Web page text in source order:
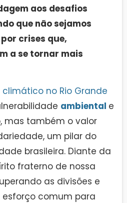
aos desafios
que não sejamos
crises que,
a se tornar mais
no Rio Grande
ambiental e
mas também o valor
um pilar do
brasileira. Diante da
fraterno de nossa
as divisões e
comum para